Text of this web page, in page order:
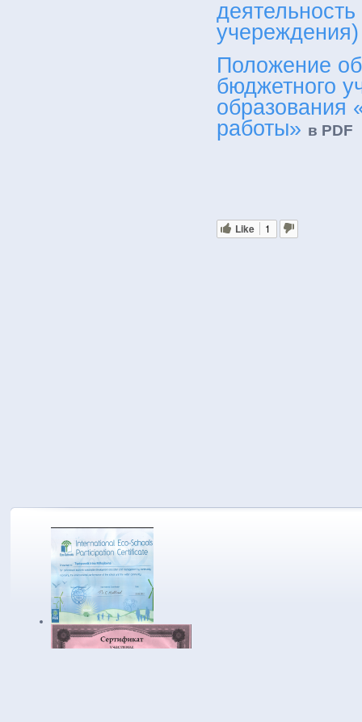
Положение
бюджетного
образования
работы» в PDF
Like 1